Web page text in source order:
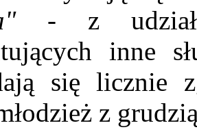
- z
inne
się licznie
z